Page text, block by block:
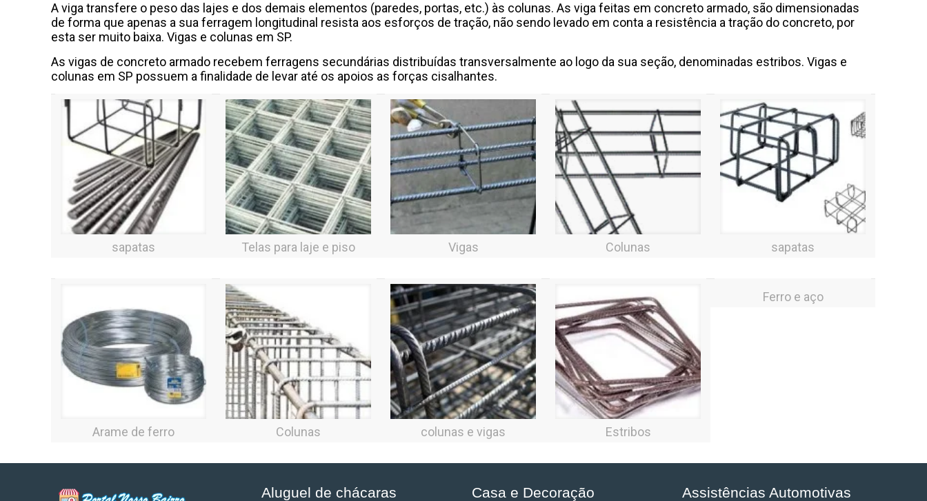
A viga transfere o peso das lajes e dos demais elementos (paredes, portas, etc.) às colunas. As viga feitas em concreto armado, são dimensionadas
de forma que apenas a sua ferragem longitudinal resista aos esforços de tração, não sendo levado em conta a resistência a tração do concreto, por
esta ser muito baixa. Vigas e colunas em SP.
As vigas de concreto armado recebem ferragens secundárias distribuídas transversalmente ao logo da sua seção, denominadas estribos. Vigas e
colunas em SP possuem a finalidade de levar até os apoios as forças cisalhantes.
sapatas Telas para laje e piso Vigas Colunas sapatas
Arame de ferro Colunas colunas e vigas Estribos
Ferro e aço
Aluguel de chácaras Casa e Decoração Assistências Automotivas